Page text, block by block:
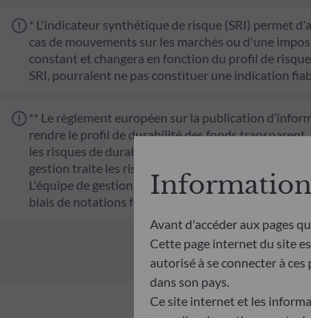
* L'indicateur synthétique de risque (SRI) permet
cas de mouvements sur les marchés ou d'une
constant et changera en fonction du profil de
SRI, pourraient ne pas constituer une indication
** Le règlement européen sur la publication
rendre le profil de durabilité des fonds
les risques de durabilité ou les effets négatifs des
gestion traite les risques de durabilité en intégrant
L'équipe de gestion suit un objectif
biais de notations fournies par le fournisseur
Avant d'accéder aux pages
Cette page internet du site
autorisé à se connecter à
dans son pays.
Ce site internet et les